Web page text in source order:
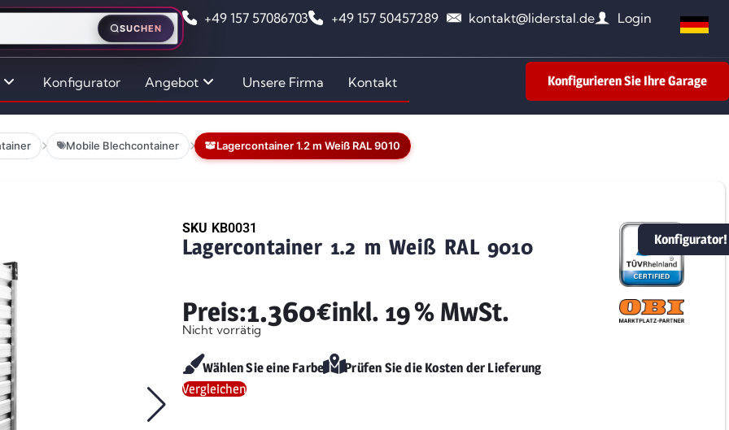
SUCHEN
+49 157 57086703 +49 157 50457289 kontakt@liderstal.de Login
Konfigurator Angebot Unsere Firma Kontakt Konfigurieren Sie Ihre Garage
Konfigurator!
Mobile Blechcontainer Lagercontainer 1.2 m Weiß RAL 9010
SKU KB0031
Lagercontainer 1.2 m Weiß RAL 9010
Preis:1.360€inkl. 19 % MwSt.
Nicht vorrätig
Wählen Sie eine Farbe
Prüfen Sie die Kosten der Lieferung
Vergleichen